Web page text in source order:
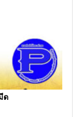
ด